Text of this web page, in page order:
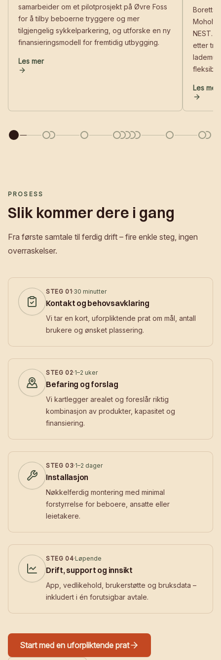
samarbeider om et pilotprosjekt på Øvre Foss
for å tilby beboerne tryggere og mer
tilgjengelig sykkelparkering, og utforske en ny
finansieringsmodell for fremtidig utbygging.
Les artikkelen: Bikeloop og Bymiljøetaten: Tryggere
Les mer
Moholt i
NEST.
etter
Les
Les mer
PROSESS
Slik kommer dere i gang
Fra første samtale til ferdig drift – fire enkle steg, ingen
overraskelser.
STEG 01·30 minutter
Kontakt og behovsavklaring
Vi tar en kort, uforpliktende prat om mål, antall
brukere og ønsket plassering.
STEG 02·1–2 uker
Befaring og forslag
Vi kartlegger arealet og foreslår riktig
kombinasjon av produkter, kapasitet og
finansiering.
STEG 03·1–2 dager
Installasjon
Nøkkelferdig montering med minimal
forstyrrelse for beboere, ansatte eller
leietakere.
STEG 04·Løpende
Drift, support og innsikt
App, vedlikehold, brukerstøtte og bruksdata –
inkludert i én forutsigbar avtale.
Start med en uforpliktende prat